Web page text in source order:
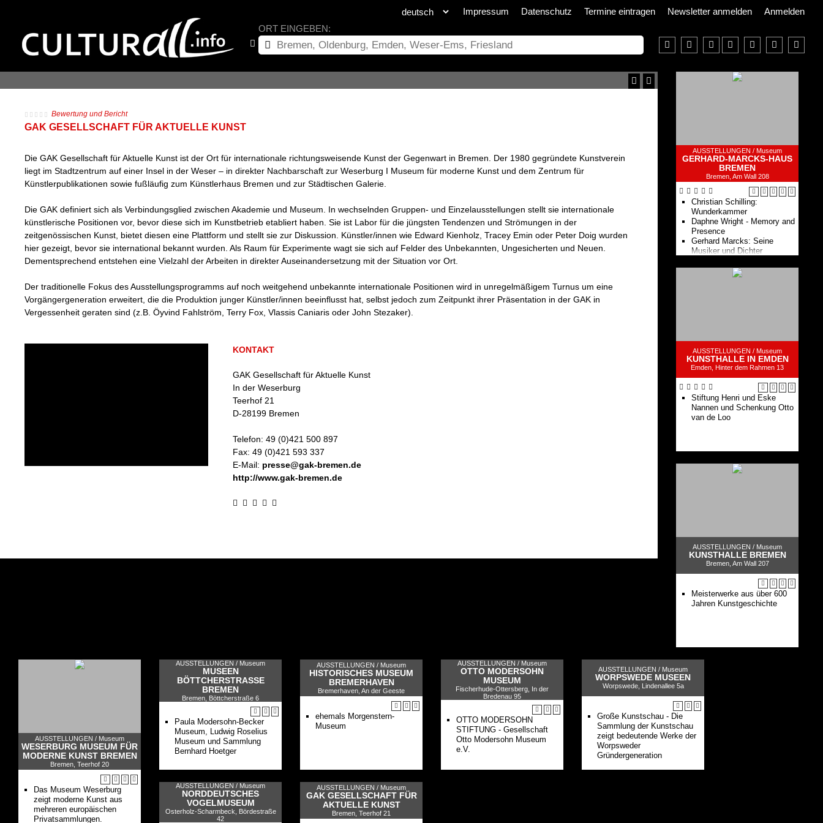
Impressum Datenschutz Termine eintragen Newsletter anmelden
Anmelden
ORT EINGEBEN:
Bewertung und Bericht
GAK GESELLSCHAFT FÜR AKTUELLE KUNST
Die GAK Gesellschaft für Aktuelle Kunst ist der Ort für internationale richtungsweisende Kunst der Gegenwart in Bremen. Der 1980 gegründete Kunstverein
liegt im Stadtzentrum auf einer Insel in der Weser – in direkter Nachbarschaft zur Weserburg I Museum für moderne Kunst und dem Zentrum für
Künstlerpublikationen sowie fußläufig zum Künstlerhaus Bremen und zur Städtischen Galerie.
Die GAK definiert sich als Verbindungsglied zwischen Akademie und Museum. In wechselnden Gruppen- und Einzelausstellungen stellt sie internationale
künstlerische Positionen vor, bevor diese sich im Kunstbetrieb etabliert haben. Sie ist Labor für die jüngsten Tendenzen und Strömungen in der
zeitgenössischen Kunst, bietet diesen eine Plattform und stellt sie zur Diskussion. Künstler/innen wie Edward Kienholz, Tracey Emin oder Peter Doig wurden
hier gezeigt, bevor sie international bekannt wurden. Als Raum für Experimente wagt sie sich auf Felder des Unbekannten, Ungesicherten und Neuen.
Dementsprechend entstehen eine Vielzahl der Arbeiten in direkter Auseinandersetzung mit der Situation vor Ort.
Der traditionelle Fokus des Ausstellungsprogramms auf noch weitgehend unbekannte internationale Positionen wird in unregelmäßigem Turnus um eine
Vorgängergeneration erweitert, die die Produktion junger Künstler/innen beeinflusst hat, selbst jedoch zum Zeitpunkt ihrer Präsentation in der GAK in
Vergessenheit geraten sind (z.B. Öyvind Fahlström, Terry Fox, Vlassis Caniaris oder John Stezaker).
KONTAKT
GAK Gesellschaft für Aktuelle Kunst
In der Weserburg
Teerhof 21
D-28199 Bremen
Telefon: 49 (0)421 500 897
Fax: 49 (0)421 593 337
E-Mail: presse@gak-bremen.de
http://www.gak-bremen.de
AUSSTELLUNGEN / Museum
GERHARD-MARCKS-HAUS
BREMEN
Bremen, Am Wall 208
Christian Schilling:
Wunderkammer
Daphne Wright - Memory and
Presence
Gerhard Marcks: Seine
Musiker und Dichter
Verborgene Schätze -
Sammlung online
AUSSTELLUNGEN / Museum
KUNSTHALLE IN EMDEN
Emden, Hinter dem Rahmen 13
Stiftung Henri und Eske
Nannen und Schenkung Otto
van de Loo
AUSSTELLUNGEN / Museum
KUNSTHALLE BREMEN
Bremen, Am Wall 207
Meisterwerke aus über 600
Jahren Kunstgeschichte
AUSSTELLUNGEN / Museum
WESERBURG MUSEUM FÜR
MODERNE KUNST BREMEN
Bremen, Teerhof 20
Das Museum Weserburg
zeigt moderne Kunst aus
mehreren europäischen
Privatsammlungen.
AUSSTELLUNGEN / Museum
MUSEEN
BÖTTCHERSTRASSE B
REMEN
Bremen, Böttcherstraße 6
Paula Modersohn-Becker
Museum, Ludwig Roselius
Museum und Sammlung
Bernhard Hoetger
AUSSTELLUNGEN / Museum
HISTORISCHES MUSEUM
BREMERHAVEN
Bremerhaven, An der Geeste
ehemals Morgenstern-
Museum
AUSSTELLUNGEN / Museum
OTTO MODERSOHN
MUSEUM
Fischerhude-Ottersberg, In der
Bredenau 95
OTTO MODERSOHN
STIFTUNG - Gesellschaft
Otto Modersohn Museum
e.V.
AUSSTELLUNGEN / Museum
WORPSWEDE MUSEEN
Worpswede, Lindenallee 5a
Große Kunstschau - Die
Sammlung der Kunstschau
zeigt bedeutende Werke der
Worpsweder
Gründergeneration
AUSSTELLUNGEN / Museum
NORDDEUTSCHES
VOGELMUSEUM
Osterholz-Scharmbeck, Bördestraße
42
AUSSTELLUNGEN / Museum
GAK GESELLSCHAFT FÜR
AKTUELLE KUNST
Bremen, Teerhof 21